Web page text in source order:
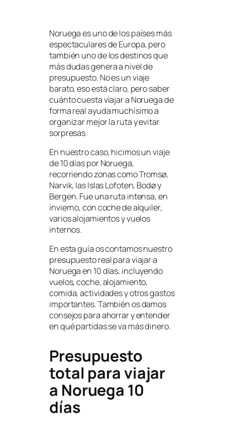
Noruega es uno de los países más
espectaculares de Europa, pero
también uno de los destinos que
más dudas genera a nivel de
presupuesto. No es un viaje
barato, eso está claro, pero saber
cuánto cuesta viajar a Noruega de
forma real ayuda muchísimo a
organizar mejor la ruta y evitar
sorpresas.
En nuestro caso, hicimos un viaje
de 10 días por Noruega,
recorriendo zonas como Tromsø,
Narvik, las Islas Lofoten, Bodø y
Bergen. Fue una ruta intensa, en
invierno, con coche de alquiler,
varios alojamientos y vuelos
internos.
En esta guía os contamos nuestro
presupuesto real para viajar a
Noruega en 10 días, incluyendo
vuelos, coche, alojamiento,
comida, actividades y otros gastos
importantes. También os damos
consejos para ahorrar y entender
en qué partidas se va más dinero.
Presupuesto
total para viajar
a Noruega 10
días